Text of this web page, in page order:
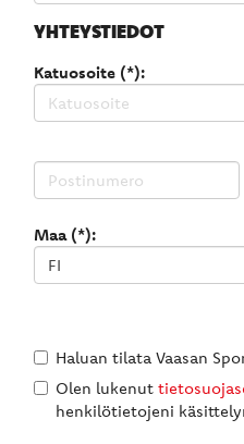
YHTEYSTIEDOT
Katuosoite (*):
Maa (*):
Haluan tilata Vaasan
Olen lukenut
henkilötietojeni